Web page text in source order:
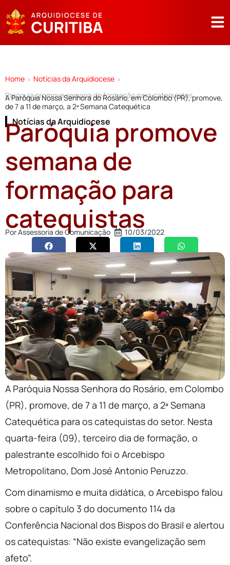
Home > Notícias da Arquidiocese >
Paróquia promove semana de formação para catequistas
A Paróquia Nossa Senhora do Rosário, em Colombo (PR), promove,
de 7 a 11 de março, a 2ª Semana Catequética
Notícias da Arquidiocese
Paróquia promove
semana de
formação para
catequistas
PorAssessoria de Comunicação 10/03/2022
A Paróquia Nossa Senhora do Rosário, em Colombo
(PR), promove, de 7 a 11 de março, a 2ª Semana
Catequética para os catequistas do setor. Nesta
quarta-feira (09), terceiro dia de formação, o
palestrante escolhido foi o Arcebispo
Metropolitano, Dom José Antonio Peruzzo.
Com dinamismo e muita didática, o Arcebispo falou
sobre o capítulo 3 do documento 114 da
Conferência Nacional dos Bispos do Brasil e alertou
os catequistas: “Não existe evangelização sem
afeto”.